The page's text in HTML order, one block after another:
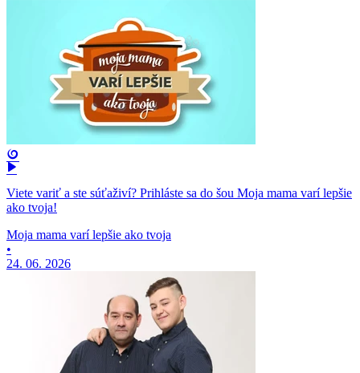
Viete variť a ste súťaživí? Prihláste sa do šou Moja mama varí lepšie
ako tvoja!
Moja mama varí lepšie ako tvoja
•
24. 06. 2026